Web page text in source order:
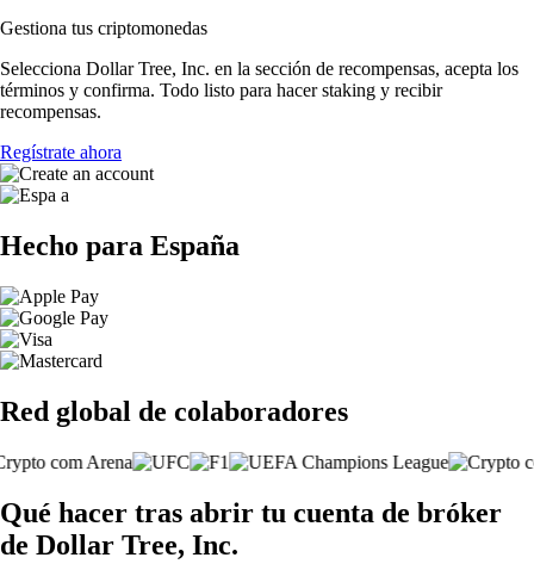
Gestiona tus criptomonedas
Selecciona Dollar Tree, Inc. en la sección de recompensas, acepta los
términos y confirma. Todo listo para hacer staking y recibir
recompensas.
Regístrate ahora
Hecho para España
Red global de colaboradores
Qué hacer tras abrir tu cuenta de bróker
de Dollar Tree, Inc.